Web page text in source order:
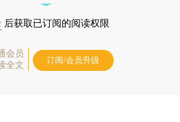
后获取已订阅的阅读权限
会员
全文
订阅/会员升级